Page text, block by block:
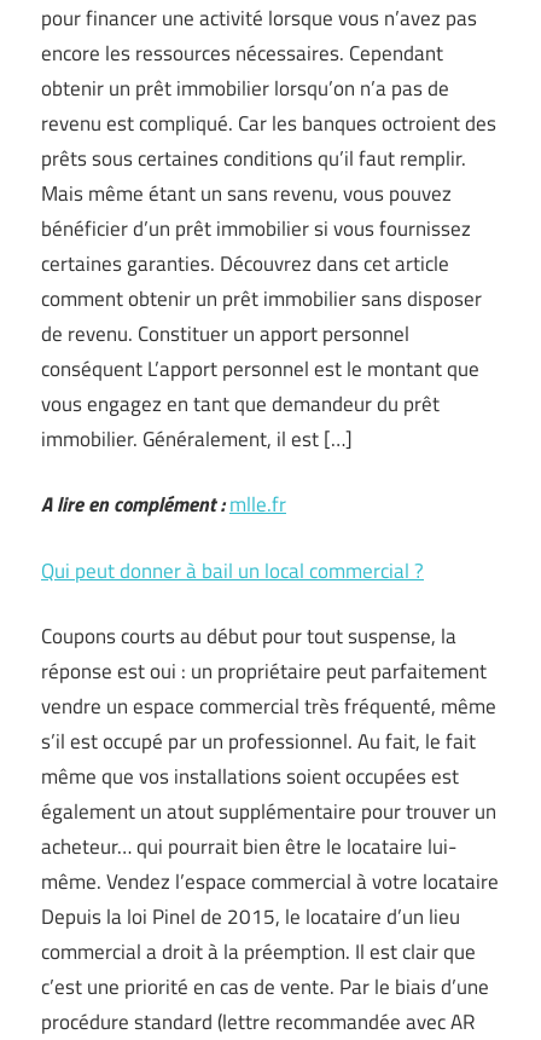
pour financer une activité lorsque vous n’avez pas
encore les ressources nécessaires. Cependant
obtenir un prêt immobilier lorsqu’on n’a pas de
revenu est compliqué. Car les banques octroient des
prêts sous certaines conditions qu’il faut remplir.
Mais même étant un sans revenu, vous pouvez
bénéficier d’un prêt immobilier si vous fournissez
certaines garanties. Découvrez dans cet article
comment obtenir un prêt immobilier sans disposer
de revenu. Constituer un apport personnel
conséquent L’apport personnel est le montant que
vous engagez en tant que demandeur du prêt
immobilier. Généralement, il est […]
A lire en complément :mlle.fr
Qui peut donner à bail un local commercial ?
Coupons courts au début pour tout suspense, la
réponse est oui : un propriétaire peut parfaitement
vendre un espace commercial très fréquenté, même
s’il est occupé par un professionnel. Au fait, le fait
même que vos installations soient occupées est
également un atout supplémentaire pour trouver un
acheteur… qui pourrait bien être le locataire lui-
même. Vendez l’espace commercial à votre locataire
Depuis la loi Pinel de 2015, le locataire d’un lieu
commercial a droit à la préemption. Il est clair que
c’est une priorité en cas de vente. Par le biais d’une
procédure standard (lettre recommandée avec AR